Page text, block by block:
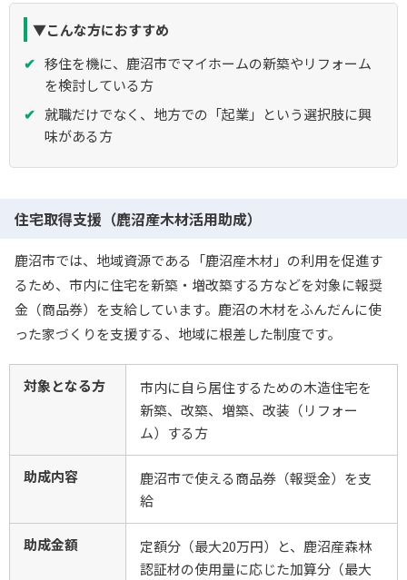
▼こんな方におすすめ
移住を機に、鹿沼市でマイホームの新築やリフォーム
を検討している方
就職だけでなく、地方での「起業」という選択肢に興
味がある方
住宅取得支援（鹿沼産木材活用助成）
鹿沼市では、地域資源である「鹿沼産木材」の利用を促進す
るため、市内に住宅を新築・増改築する方などを対象に報奨
金（商品券）を支給しています。鹿沼の木材をふんだんに使
った家づくりを支援する、地域に根差した制度です。
対象となる方
市内に自ら居住するための木造住宅を
新築、改築、増築、改装（リフォー
ム）する方
助成内容
鹿沼市で使える商品券（報奨金）を支
給
助成金額
定額分（最大20万円）と、鹿沼産森林
認証材の使用量に応じた加算分（最大